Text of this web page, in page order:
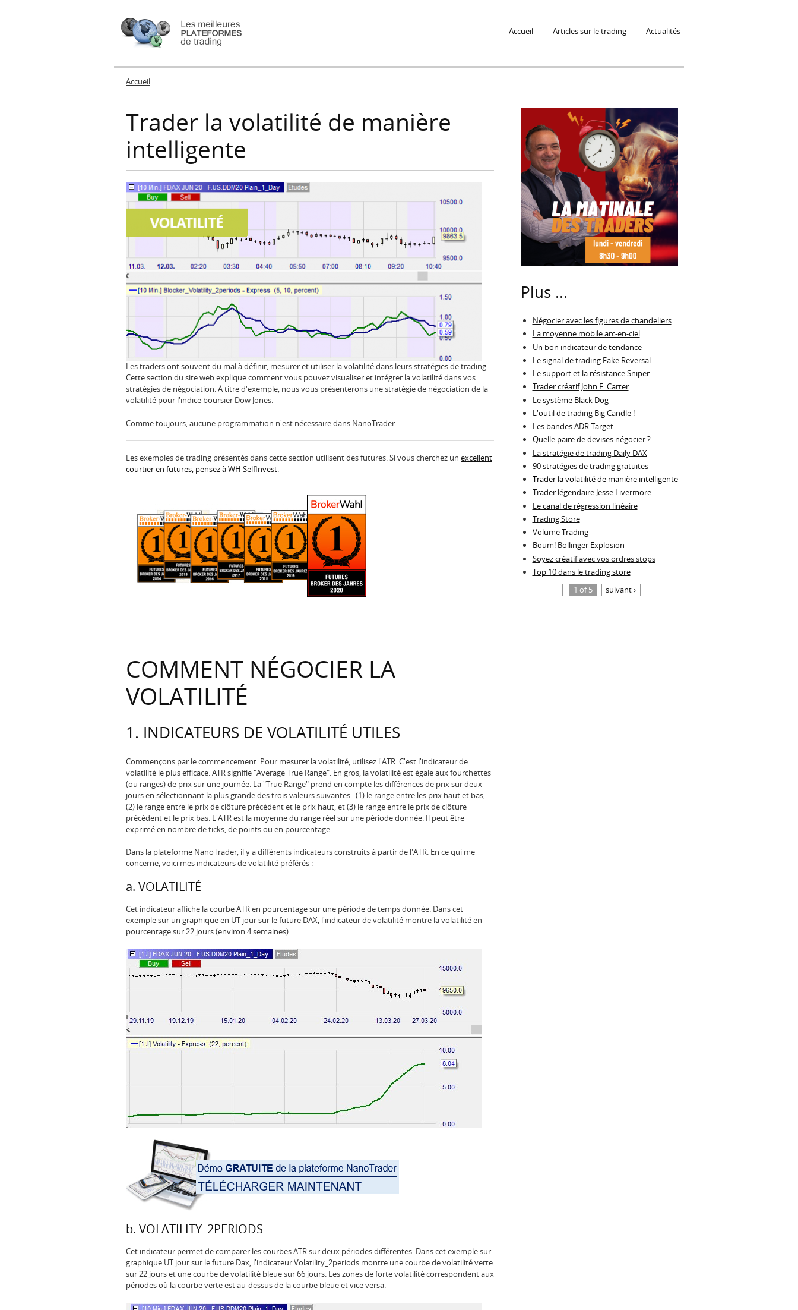
Accueil Articles sur le trading Actualités
Vous êtes ici
Accueil
Trader la volatilité de manière
intelligente
Les traders ont souvent du mal à définir, mesurer et utiliser la volatilité dans leurs stratégies de trading.
Cette section du site web explique comment vous pouvez visualiser et intégrer la volatilité dans vos
stratégies de négociation. À titre d'exemple, nous vous présenterons une stratégie de négociation de la
volatilité pour l'indice boursier Dow Jones.
Comme toujours, aucune programmation n'est nécessaire dans NanoTrader.
Les exemples de trading présentés dans cette section utilisent des futures. Si vous cherchez un excellent
courtier en futures, pensez à WH SelfInvest.
COMMENT NÉGOCIER LA
VOLATILITÉ
1. INDICATEURS DE VOLATILITÉ UTILES
Commençons par le commencement. Pour mesurer la volatilité, utilisez l'ATR. C'est l'indicateur de
volatilité le plus efficace. ATR signifie "Average True Range". En gros, la volatilité est égale aux fourchettes
(ou ranges) de prix sur une journée. La "True Range" prend en compte les différences de prix sur deux
jours en sélectionnant la plus grande des trois valeurs suivantes : (1) le range entre les prix haut et bas,
(2) le range entre le prix de clôture précédent et le prix haut, et (3) le range entre le prix de clôture
précédent et le prix bas. L'ATR est la moyenne du range réel sur une période donnée. Il peut être
exprimé en nombre de ticks, de points ou en pourcentage.
Dans la plateforme NanoTrader, il y a différents indicateurs construits à partir de l'ATR. En ce qui me
concerne, voici mes indicateurs de volatilité préférés :
a. VOLATILITÉ
Cet indicateur affiche la courbe ATR en pourcentage sur une période de temps donnée. Dans cet
exemple sur un graphique en UT jour sur le future DAX, l'indicateur de volatilité montre la volatilité en
pourcentage sur 22 jours (environ 4 semaines).
b. VOLATILITY_2PERIODS
Cet indicateur permet de comparer les courbes ATR sur deux périodes différentes. Dans cet exemple sur
graphique UT jour sur le future Dax, l'indicateur Volatility_2periods montre une courbe de volatilité verte
sur 22 jours et une courbe de volatilité bleue sur 66 jours. Les zones de forte volatilité correspondent aux
périodes où la courbe verte est au-dessus de la courbe bleue et vice versa.
Plus ...
Négocier avec les figures de chandeliers
La moyenne mobile arc-en-ciel
Un bon indicateur de tendance
Le signal de trading Fake Reversal
Le support et la résistance Sniper
Trader créatif John F. Carter
Le système Black Dog
L'outil de trading Big Candle !
Les bandes ADR Target
Quelle paire de devises négocier ?
La stratégie de trading Daily DAX
90 stratégies de trading gratuites
Trader la volatilité de manière intelligente
Trader légendaire Jesse Livermore
Le canal de régression linéaire
Trading Store
Volume Trading
Boum! Bollinger Explosion
Soyez créatif avec vos ordres stops
Top 10 dans le trading store
1 of 5
suivant ›